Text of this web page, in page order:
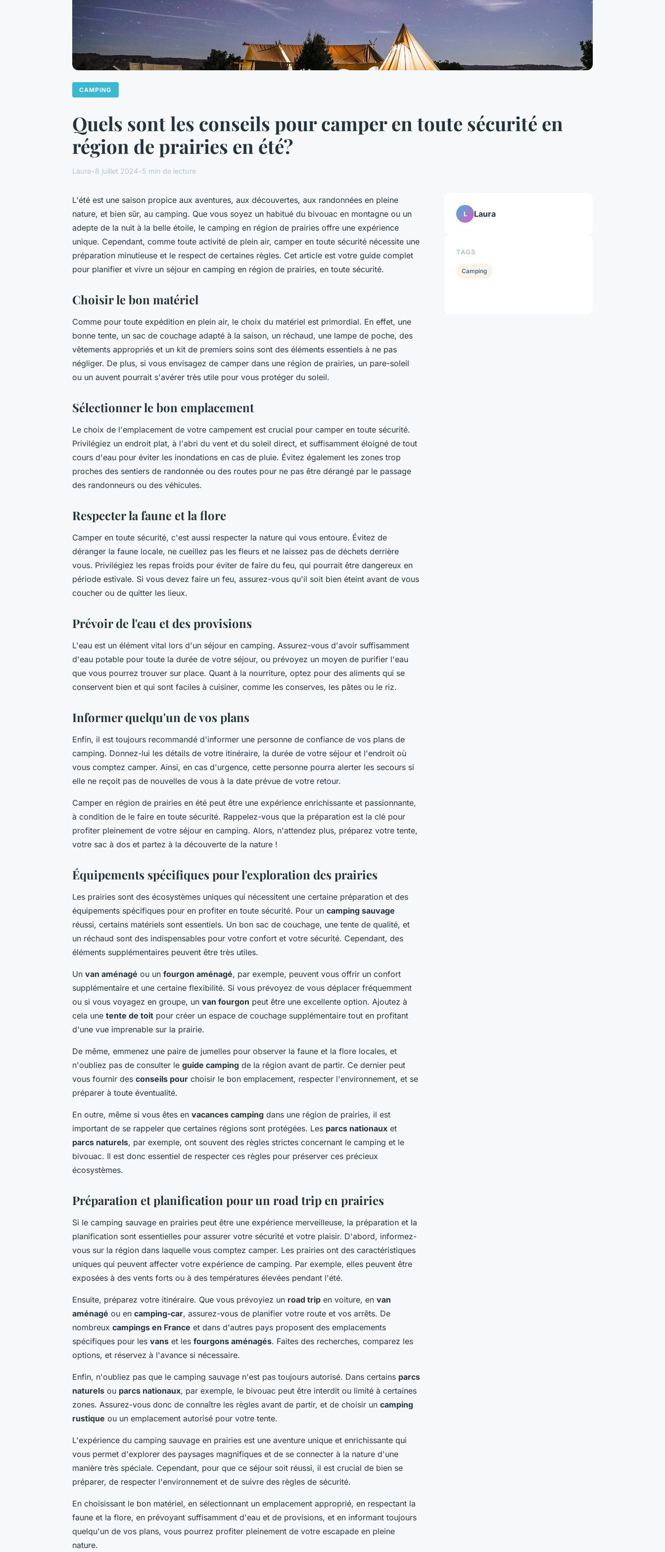
CAMPING
Quels sont les conseils pour camper en toute sécurité en
région de prairies en été?
Laura•8 juillet 2024•5 min de lecture
L'été est une saison propice aux aventures, aux découvertes, aux randonnées en pleine
nature, et bien sûr, au camping. Que vous soyez un habitué du bivouac en montagne ou un
adepte de la nuit à la belle étoile, le camping en région de prairies offre une expérience
unique. Cependant, comme toute activité de plein air, camper en toute sécurité nécessite une
préparation minutieuse et le respect de certaines règles. Cet article est votre guide complet
pour planifier et vivre un séjour en camping en région de prairies, en toute sécurité.
Choisir le bon matériel
Comme pour toute expédition en plein air, le choix du matériel est primordial. En effet, une
bonne tente, un sac de couchage adapté à la saison, un réchaud, une lampe de poche, des
vêtements appropriés et un kit de premiers soins sont des éléments essentiels à ne pas
négliger. De plus, si vous envisagez de camper dans une région de prairies, un pare-soleil
ou un auvent pourrait s'avérer très utile pour vous protéger du soleil.
Sélectionner le bon emplacement
Le choix de l'emplacement de votre campement est crucial pour camper en toute sécurité.
Privilégiez un endroit plat, à l'abri du vent et du soleil direct, et suffisamment éloigné de tout
cours d'eau pour éviter les inondations en cas de pluie. Évitez également les zones trop
proches des sentiers de randonnée ou des routes pour ne pas être dérangé par le passage
des randonneurs ou des véhicules.
Respecter la faune et la flore
Camper en toute sécurité, c'est aussi respecter la nature qui vous entoure. Évitez de
déranger la faune locale, ne cueillez pas les fleurs et ne laissez pas de déchets derrière
vous. Privilégiez les repas froids pour éviter de faire du feu, qui pourrait être dangereux en
période estivale. Si vous devez faire un feu, assurez-vous qu'il soit bien éteint avant de vous
coucher ou de quitter les lieux.
Prévoir de l'eau et des provisions
L'eau est un élément vital lors d'un séjour en camping. Assurez-vous d'avoir suffisamment
d'eau potable pour toute la durée de votre séjour, ou prévoyez un moyen de purifier l'eau
que vous pourrez trouver sur place. Quant à la nourriture, optez pour des aliments qui se
conservent bien et qui sont faciles à cuisiner, comme les conserves, les pâtes ou le riz.
Informer quelqu'un de vos plans
Enfin, il est toujours recommandé d'informer une personne de confiance de vos plans de
camping. Donnez-lui les détails de votre itinéraire, la durée de votre séjour et l'endroit où
vous comptez camper. Ainsi, en cas d'urgence, cette personne pourra alerter les secours si
elle ne reçoit pas de nouvelles de vous à la date prévue de votre retour.
Camper en région de prairies en été peut être une expérience enrichissante et passionnante,
à condition de le faire en toute sécurité. Rappelez-vous que la préparation est la clé pour
profiter pleinement de votre séjour en camping. Alors, n'attendez plus, préparez votre tente,
votre sac à dos et partez à la découverte de la nature !
Équipements spécifiques pour l'exploration des prairies
Les prairies sont des écosystèmes uniques qui nécessitent une certaine préparation et des
équipements spécifiques pour en profiter en toute sécurité. Pour un camping sauvage
réussi, certains matériels sont essentiels. Un bon sac de couchage, une tente de qualité, et
un réchaud sont des indispensables pour votre confort et votre sécurité. Cependant, des
éléments supplémentaires peuvent être très utiles.
Un van aménagé ou un fourgon aménagé, par exemple, peuvent vous offrir un confort
supplémentaire et une certaine flexibilité. Si vous prévoyez de vous déplacer fréquemment
ou si vous voyagez en groupe, un van fourgon peut être une excellente option. Ajoutez à
cela une tente de toit pour créer un espace de couchage supplémentaire tout en profitant
d'une vue imprenable sur la prairie.
De même, emmenez une paire de jumelles pour observer la faune et la flore locales, et
n'oubliez pas de consulter le guide camping de la région avant de partir. Ce dernier peut
vous fournir des conseils pour choisir le bon emplacement, respecter l'environnement, et se
préparer à toute éventualité.
En outre, même si vous êtes en vacances camping dans une région de prairies, il est
important de se rappeler que certaines régions sont protégées. Les parcs nationaux et
parcs naturels, par exemple, ont souvent des règles strictes concernant le camping et le
bivouac. Il est donc essentiel de respecter ces règles pour préserver ces précieux
écosystèmes.
Préparation et planification pour un road trip en prairies
Si le camping sauvage en prairies peut être une expérience merveilleuse, la préparation et la
planification sont essentielles pour assurer votre sécurité et votre plaisir. D'abord, informez-
vous sur la région dans laquelle vous comptez camper. Les prairies ont des caractéristiques
uniques qui peuvent affecter votre expérience de camping. Par exemple, elles peuvent être
exposées à des vents forts ou à des températures élevées pendant l'été.
Ensuite, préparez votre itinéraire. Que vous prévoyiez un road trip en voiture, en van
aménagé ou en camping-car, assurez-vous de planifier votre route et vos arrêts. De
nombreux campings en France et dans d'autres pays proposent des emplacements
spécifiques pour les vans et les fourgons aménagés. Faites des recherches, comparez les
options, et réservez à l'avance si nécessaire.
Enfin, n'oubliez pas que le camping sauvage n'est pas toujours autorisé. Dans certains parcs
naturels ou parcs nationaux, par exemple, le bivouac peut être interdit ou limité à certaines
zones. Assurez-vous donc de connaître les règles avant de partir, et de choisir un camping
rustique ou un emplacement autorisé pour votre tente.
L'expérience du camping sauvage en prairies est une aventure unique et enrichissante qui
vous permet d'explorer des paysages magnifiques et de se connecter à la nature d'une
manière très spéciale. Cependant, pour que ce séjour soit réussi, il est crucial de bien se
préparer, de respecter l'environnement et de suivre des règles de sécurité.
En choisissant le bon matériel, en sélectionnant un emplacement approprié, en respectant la
faune et la flore, en prévoyant suffisamment d'eau et de provisions, et en informant toujours
quelqu'un de vos plans, vous pourrez profiter pleinement de votre escapade en pleine
nature.
L Laura
TAGS
Camping